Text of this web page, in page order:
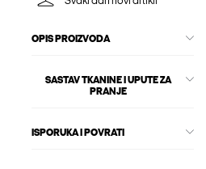
OPIS PROIZVODA
SASTAV TKANINE I UPUTE ZA
PRANJE
ISPORUKA I POVRATI